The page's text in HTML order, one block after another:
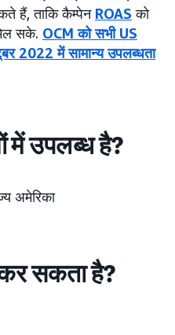
हैं, ताकि कैम्पेन ROAS को
सके. OCM को सभी US
2022 में सामान्य उपलब्धता
में उपलब्ध है?
अमेरिका
सकता है?